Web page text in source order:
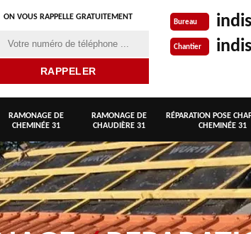
ON VOUS RAPPELLE GRATUITEMENT
Bureau
Chantier
RAMONAGE DE
CHEMINÉE 31
RAMONAGE DE
CHAUDIÈRE 31
RÉPARATION POSE
CHEMINÉE 31